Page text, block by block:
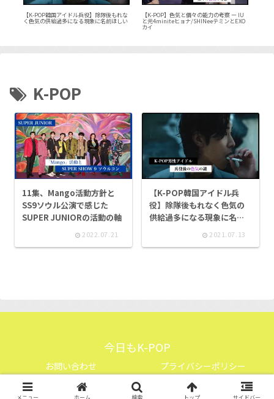
【K-POP韓国アイドル兵役】除隊後もれな
く色気の供給過多になる現象に名前ほしい
【K-POP】色気と個々の能力の考察 ー IU
と元4miniteヒョナ/SHINeeテミンとEXO
カイ
K-POP
11集、Mango活動方針と
SS9ソウル公演で感じた
SUPER JUNIORの活動の軸
2022.07.21
【K-POP韓国アイドル兵
役】除隊後もれなく色気の
供給過多になる現象に名前
2021.07.13
今日もK-POP
お問い合わせ
プライバシーポリシー
© 2021 今日もK-POP.